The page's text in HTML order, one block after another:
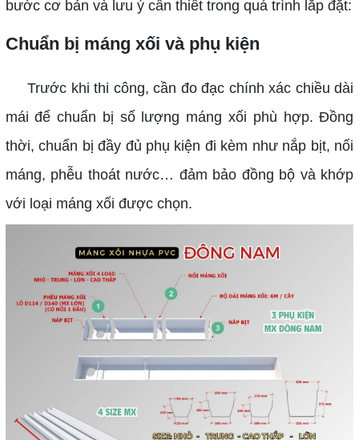
bước cơ bản và lưu ý cần thiết trong quá trình lắp đặt:
Chuẩn bị máng xối và phụ kiện
Trước khi thi công, cần đo đạc chính xác chiều dài
mái để chuẩn bị số lượng máng xối phù hợp. Đồng
thời, chuẩn bị đầy đủ phụ kiện đi kèm như nắp bịt, nối
máng, phễu thoát nước… đảm bảo đồng bộ và khớp
với loại máng xối được chọn.